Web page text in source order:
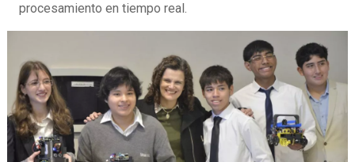
procesamiento en tiempo real.